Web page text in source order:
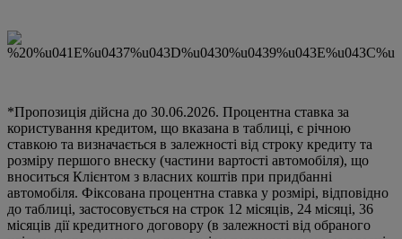
*Пропозиція дійсна до 30.06.2026. Процентна ставка за
користування кредитом, що вказана в таблиці, є річною
ставкою та визначається в залежності від строку кредиту та
розміру першого внеску (частини вартості автомобіля), що
вноситься Клієнтом з власних коштів при придбанні
автомобіля. Фіксована процентна ставка у розмірі, відповідно
до таблиці, застосовується на строк 12 місяців, 24 місяці, 36
місяців дії кредитного договору (в залежності від обраного